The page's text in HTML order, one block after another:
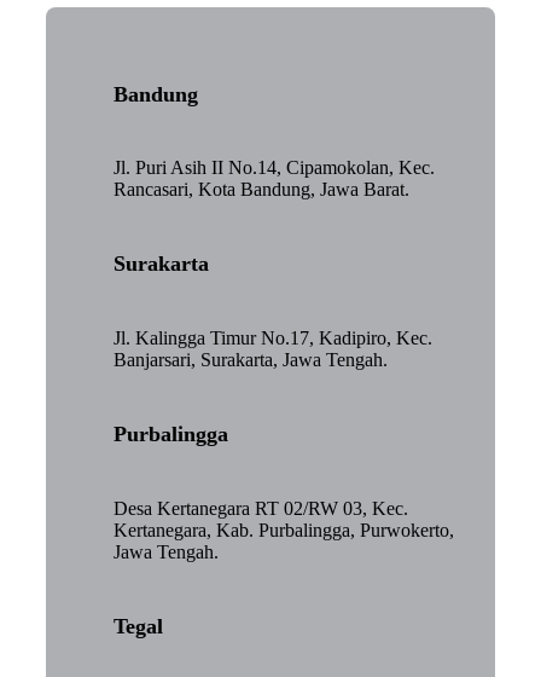
Bandung
Jl. Puri Asih II No.14, Cipamokolan, Kec.
Rancasari, Kota Bandung, Jawa Barat.
Surakarta
Jl. Kalingga Timur No.17, Kadipiro, Kec.
Banjarsari, Surakarta, Jawa Tengah.
Purbalingga
Desa Kertanegara RT 02/RW 03, Kec.
Kertanegara, Kab. Purbalingga, Purwokerto,
Jawa Tengah.
Tegal